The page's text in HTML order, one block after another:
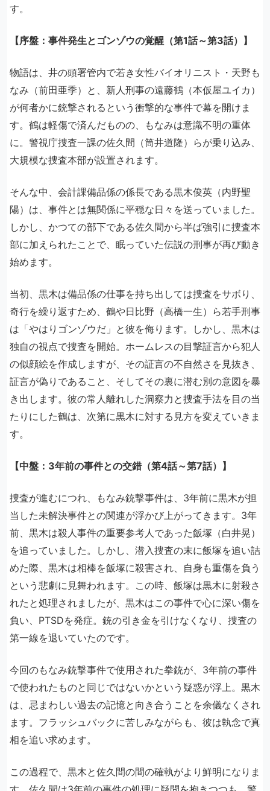
す。
【序盤：事件発生とゴンゾウの覚醒（第1話～第3話）】
物語は、井の頭署管内で若き女性バイオリニスト・天野も
なみ（前田亜季）と、新人刑事の遠藤鶴（本仮屋ユイカ）
が何者かに銃撃されるという衝撃的な事件で幕を開けま
す。鶴は軽傷で済んだものの、もなみは意識不明の重体
に。警視庁捜査一課の佐久間（筒井道隆）らが乗り込み、
大規模な捜査本部が設置されます。
そんな中、会計課備品係の係長である黒木俊英（内野聖
陽）は、事件とは無関係に平穏な日々を送っていました。
しかし、かつての部下である佐久間から半ば強引に捜査本
部に加えられたことで、眠っていた伝説の刑事が再び動き
始めます。
当初、黒木は備品係の仕事を持ち出しては捜査をサボり、
奇行を繰り返すため、鶴や日比野（高橋一生）ら若手刑事
は「やはりゴンゾウだ」と彼を侮ります。しかし、黒木は
独自の視点で捜査を開始。ホームレスの目撃証言から犯人
の似顔絵を作成しますが、その証言の不自然さを見抜き、
証言が偽りであること、そしてその裏に潜む別の意図を暴
き出します。彼の常人離れした洞察力と捜査手法を目の当
たりにした鶴は、次第に黒木に対する見方を変えていきま
す。
【中盤：3年前の事件との交錯（第4話～第7話）】
捜査が進むにつれ、もなみ銃撃事件は、3年前に黒木が担
当した未解決事件との関連が浮かび上がってきます。3年
前、黒木は殺人事件の重要参考人であった飯塚（白井晃）
を追っていました。しかし、潜入捜査の末に飯塚を追い詰
めた際、黒木は相棒を飯塚に殺害され、自身も重傷を負う
という悲劇に見舞われます。この時、飯塚は黒木に射殺さ
れたと処理されましたが、黒木はこの事件で心に深い傷を
負い、PTSDを発症。銃の引き金を引けなくなり、捜査の
第一線を退いていたのです。
今回のもなみ銃撃事件で使用された拳銃が、3年前の事件
で使われたものと同じではないかという疑惑が浮上。黒木
は、忌まわしい過去の記憶と向き合うことを余儀なくされ
ます。フラッシュバックに苦しみながらも、彼は執念で真
相を追い求めます。
この過程で、黒木と佐久間の間の確執がより鮮明になりま